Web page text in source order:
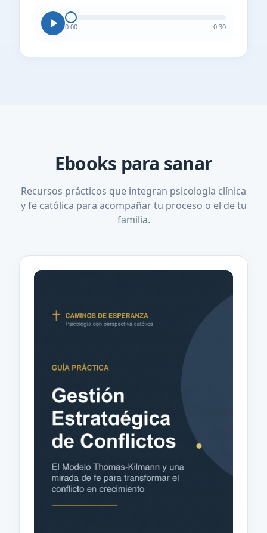
0:00 0:30
Ebooks para sanar
Recursos prácticos que integran psicología clínica
y fe católica para acompañar tu proceso o el de tu
familia.